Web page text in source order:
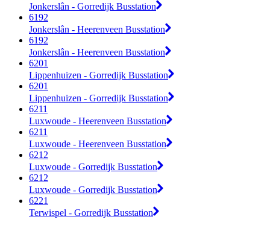
Jonkerslân - Gorredijk Busstation
6192
Jonkerslân - Heerenveen Busstation
6192
Jonkerslân - Heerenveen Busstation
6201
Lippenhuizen - Gorredijk Busstation
6201
Lippenhuizen - Gorredijk Busstation
6211
Luxwoude - Heerenveen Busstation
6211
Luxwoude - Heerenveen Busstation
6212
Luxwoude - Gorredijk Busstation
6212
Luxwoude - Gorredijk Busstation
6221
Terwispel - Gorredijk Busstation